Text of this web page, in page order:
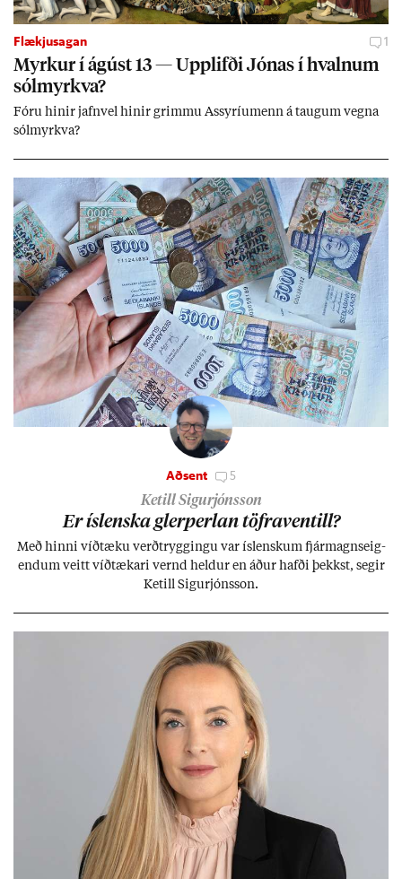
Flækjusagan 1
Myrk­ur í ág­úst 13 — Upp­lifði Jón­as í hvaln­um
sól­myrkva?
Fóru hinir jafn­vel hinir grimmu Ass­yríu­menn á taug­um vegna
sól­myrkva?
Aðsent 5
Ketill Sigurjónsson
Er ís­lenska glerperl­an töfra­ventill?
Með hinni víð­tæku verð­trygg­ingu var ís­lensk­um fjár­magns­eig­
end­um veitt víð­tæk­ari vernd held­ur en áð­ur hafði þekkst, seg­ir
Ketill Sig­ur­jóns­son.